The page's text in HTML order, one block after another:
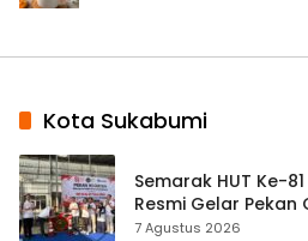
Kota Sukabumi
Semarak HUT Ke-
Resmi Gelar
Tradisional
7 Agustus 2026